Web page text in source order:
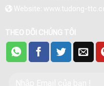
Website: www.tudong-
THEO DÕI CHÚNG TÔI